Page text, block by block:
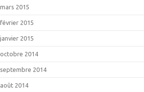
mars 2015
février 2015
janvier 2015
octobre 2014
septembre 2014
août 2014